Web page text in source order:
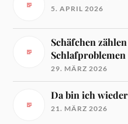
5. APRIL 2026
Schäfchen
Schlafproblemen
29. MÄRZ 2026
Da bin ich
21. MÄRZ 2026